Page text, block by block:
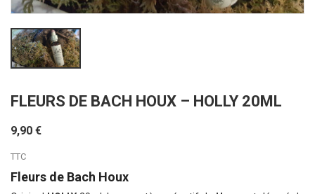
FLEURS DE BACH HOUX – HOLLY 20ML
9,90 €
TTC
Fleurs de Bach Houx